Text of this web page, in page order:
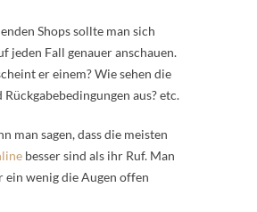
Shops sollte man sich
jeden Fall genauer anschauen.
er einem? Wie sehen die
aus? etc.
man sagen, dass die meisten
besser sind als ihr Ruf. Man
ein wenig die Augen offen